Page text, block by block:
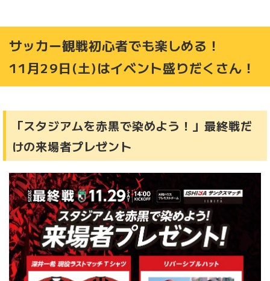
サッカー観戦初心者でも楽しめる！
11月29日(土)はイベント盛りだくさん！
「スタジアムを赤黒で染めよう！」最終戦だ
けの来場者プレゼント